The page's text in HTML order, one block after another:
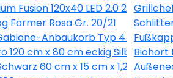
Fusion 120x40 LED 2.0 224 l
Farmer Rosa Gr. 20/21
Anbaukorb Typ 4 60 x 100
120 cm x 80 cm eckig Silber-Biohort
60 cm x 15 cm x 1,2 cm